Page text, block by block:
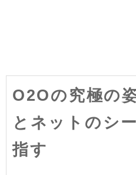
O2Oの究極の
とネットのシ
指す